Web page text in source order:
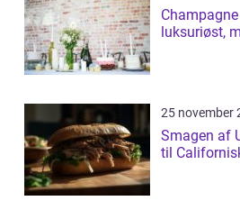
luksuriøst,
25 november
Smagen af
til